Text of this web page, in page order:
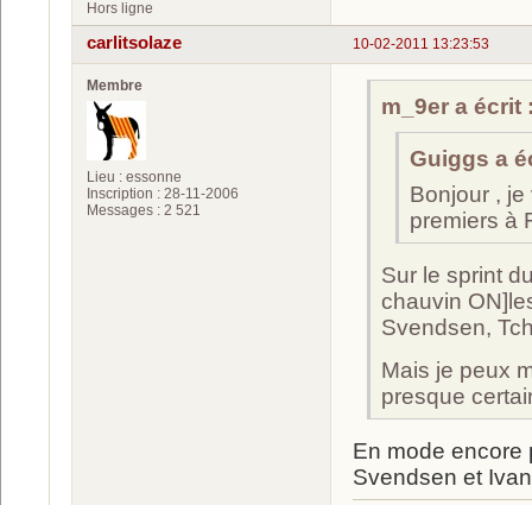
Hors ligne
10-02-2011 13:23:53
carlitsolaze
Membre
Lieu : essonne
Inscription : 28-11-2006
Messages : 2 521
m_9er a écrit
Guiggs a
Bonjour ,
premiers à
Sur le sprint
chauvin
Svendsen,
Mais je peux
presque
En mode encore
Svendsen et